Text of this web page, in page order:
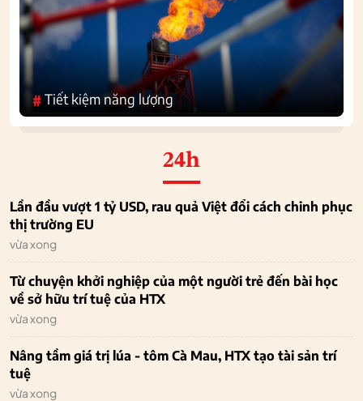
#Tiết kiệm năng lượng
24h
Lần đầu vượt 1 tỷ USD, rau quả Việt đổi cách chinh phục
thị trường EU
vừa xong
Từ chuyện khởi nghiệp của một người trẻ đến bài học
về sở hữu trí tuệ của HTX
vừa xong
Nâng tầm giá trị lúa - tôm Cà Mau, HTX tạo tài sản trí
tuệ
vừa xong